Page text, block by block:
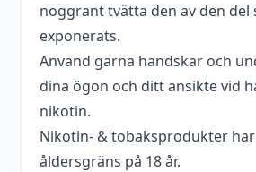
noggrant tvätta den av den del
exponerats.
Använd gärna handskar och
dina ögon och ditt ansikte vid
nikotin.
Nikotin- & tobaksprodukter
åldersgräns på 18 år.